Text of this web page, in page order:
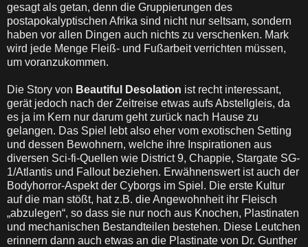
gesagt als getan, denn die Gruppierungen des
postapokalyptischen Afrika sind nicht nur seltsam, sondern
haben vor allen Dingen auch nichts zu verschenken. Mark
wird jede Menge Fleiß- und Fußarbeit verrichten müssen,
um voranzukommen.
Die Story von Beautiful Desolation ist recht interessant,
gerät jedoch nach der Zeitreise etwas aufs Abstellgleis, da
es ja im Kern nur darum geht zurück nach Hause zu
gelangen. Das Spiel lebt also eher vom exotischen Setting
und dessen Bewohnern, welche ihre Inspirationen aus
diversen Sci-fi-Quellen wie District 9, Chappie, Stargate SG-
1/Atlantis und Fallout beziehen. Erwähnenswert ist auch der
Bodyhorror-Aspekt der Cyborgs im Spiel. Die erste Kultur
auf die man stößt, hat z.B. die Angewohnheit ihr Fleisch
„abzulegen“, so dass sie nur noch aus Knochen, Plastinaten
und mechanischen Bestandteilen bestehen. Diese Leutchen
erinnern dann auch etwas an die Plastinate von Dr. Gunther